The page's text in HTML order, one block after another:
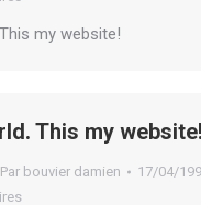
my website!
This my website!
Par bouvier damien
17/04/